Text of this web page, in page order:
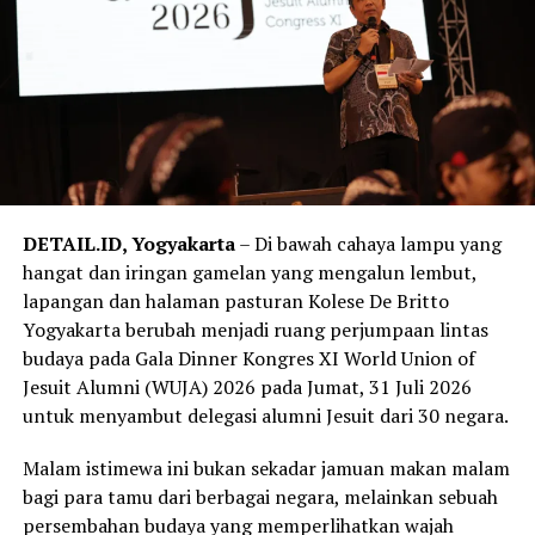
dengan lebih sadar dan terarah.
Semangat tersebut berlanjut dalam Open House pada
22 Agustus 2026. Masyarakat diajak mengenal lebih
dekat kehidupan SMA Kolese De Britto melalui talkshow,
pameran ekstrakurikuler, bazar, lomba menggambar dan
mewarnai bagi anak-anak, Leadership Legacy Challenge
untuk pelajar SMP, serta Expo Lembaga Pendidikan
Katolik se-DIY. Sekolah tidak lagi sekadar menjadi
tempat belajar, tetapi berubah menjadi ruang
perjumpaan yang mempertemukan keluarga, calon
siswa, alumni, komunitas, dan berbagai lembaga
pendidikan dalam suasana yang terbuka dan penuh
dialog.
Rangkaian Menuju Dasawindu mencapai makna yang
semakin luas ketika pada Sabtu, 29 Agustus 2026, SMA
Kolese De Britto dipercaya menjadi tuan rumah The
12th Urban Social Forum (USF) 2026 yang mengangkat
DETAIL.ID, Yogyakarta– Di bawah cahaya lampu yang
hangat dan iringan gamelan yang mengalun lembut,
lapangan dan halaman pasturan Kolese De Britto
Yogyakarta berubah menjadi ruang perjumpaan lintas
budaya pada Gala Dinner Kongres XI World Union of
Jesuit Alumni (WUJA) 2026 pada Jumat, 31 Juli 2026
untuk menyambut delegasi alumni Jesuit dari 30 negara.
Malam istimewa ini bukan sekadar jamuan makan malam
bagi para tamu dari berbagai negara, melainkan sebuah
persembahan budaya yang memperlihatkan wajah